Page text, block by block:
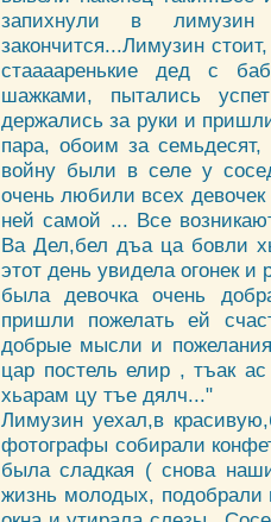
запихнули в
закончится...Лимузин
стааааренькие дед с
шажками, пытались
держались за руки и
пара, обоим за
войну были в селе у
очень любили всех
ней самой ... Все
Ва Дел,бел дъа ца бовли
этот день увидела огонек
была девочка очень
пришли пожелать ей
добрые мысли и
цар постель елир , тъак
хьарам цу тъе дялч..."
Лимузин уехал,в
фотографы собирали
была сладкая ( снова
жизнь молодых,